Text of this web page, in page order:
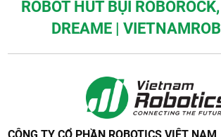
ROBOT HÚT BỤI
DREAME |